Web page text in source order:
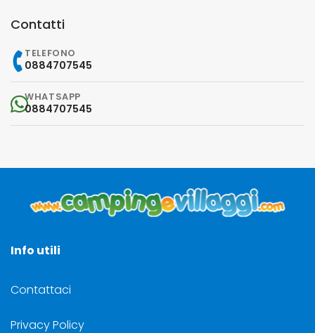
Contatti
TELEFONO
0884707545
WHATSAPP
0884707545
Info utili
Contattaci
Privacy Policy